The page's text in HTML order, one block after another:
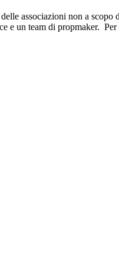
associazioni non a
e un team di propmaker.